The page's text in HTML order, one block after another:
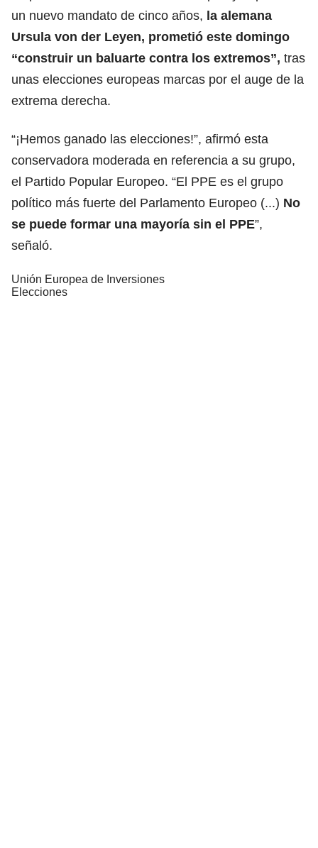
un nuevo mandato de cinco años, la alemana
Ursula von der Leyen, prometió este domingo
“construir un baluarte contra los extremos”, tras
unas elecciones europeas marcas por el auge de la
extrema derecha.
“¡Hemos ganado las elecciones!”, afirmó esta
conservadora moderada en referencia a su grupo,
el Partido Popular Europeo. “El PPE es el grupo
político más fuerte del Parlamento Europeo (...) No
se puede formar una mayoría sin el PPE”,
señaló.
Unión Europea de Inversiones
Elecciones